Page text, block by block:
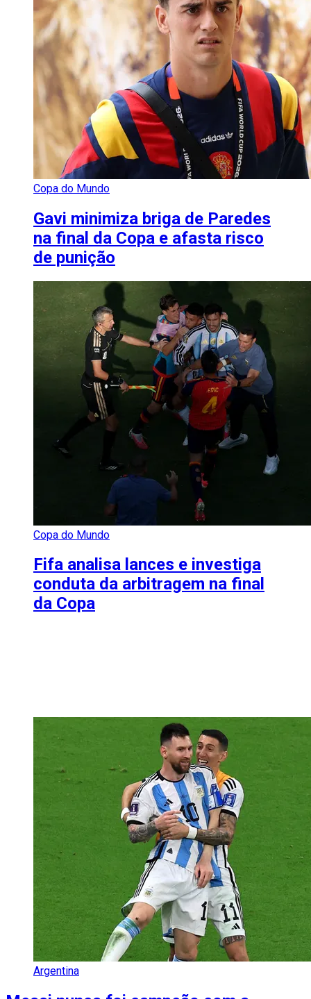
Copa do Mundo
Gavi minimiza briga de Paredes
na final da Copa e afasta risco
de punição
Copa do Mundo
Fifa analisa lances e investiga
conduta da arbitragem na final
da Copa
Argentina